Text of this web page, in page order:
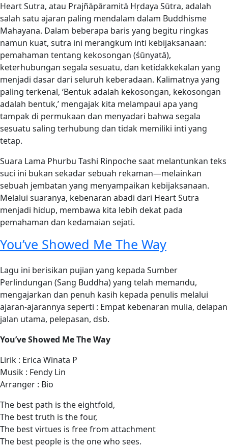
Heart Sutra, atau Prajñāpāramitā Hṛdaya Sūtra, adalah
salah satu ajaran paling mendalam dalam Buddhisme
Mahayana. Dalam beberapa baris yang begitu ringkas
namun kuat, sutra ini merangkum inti kebijaksanaan:
pemahaman tentang kekosongan (śūnyatā),
keterhubungan segala sesuatu, dan ketidakkekalan yang
menjadi dasar dari seluruh keberadaan. Kalimatnya yang
paling terkenal, ‘Bentuk adalah kekosongan, kekosongan
adalah bentuk,’ mengajak kita melampaui apa yang
tampak di permukaan dan menyadari bahwa segala
sesuatu saling terhubung dan tidak memiliki inti yang
tetap.
Suara Lama Phurbu Tashi Rinpoche saat melantunkan teks
suci ini bukan sekadar sebuah rekaman—melainkan
sebuah jembatan yang menyampaikan kebijaksanaan.
Melalui suaranya, kebenaran abadi dari Heart Sutra
menjadi hidup, membawa kita lebih dekat pada
pemahaman dan kedamaian sejati.
You’ve Showed Me The Way
Lagu ini berisikan pujian yang kepada Sumber
Perlindungan (Sang Buddha) yang telah memandu,
mengajarkan dan penuh kasih kepada penulis melalui
ajaran-ajarannya seperti : Empat kebenaran mulia, delapan
jalan utama, pelepasan, dsb.
You’ve Showed Me The Way
Lirik : Erica Winata P
Musik : Fendy Lin
Arranger : Bio
The best path is the eightfold,
The best truth is the four,
The best virtues is free from attachment
The best people is the one who sees.